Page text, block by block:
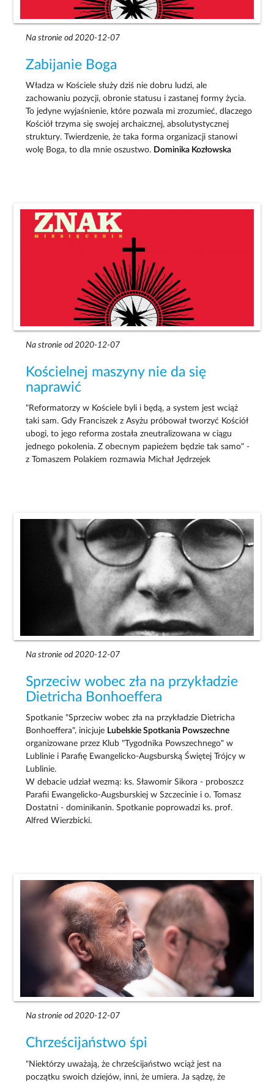
Na stronie od 2020-12-07
Zabijanie Boga
Władza w Kościele służy dziś nie dobru ludzi, ale
zachowaniu pozycji, obronie statusu i zastanej formy życia.
To jedyne wyjaśnienie, które pozwala mi zrozumieć, dlaczego
Kościół trzyma się swojej archaicznej, absolutystycznej
struktury. Twierdzenie, że taka forma organizacji stanowi
wolę Boga, to dla mnie oszustwo. Dominika Kozłowska
Na stronie od 2020-12-07
Kościelnej maszyny nie da się
naprawić
"Reformatorzy w Kościele byli i będą, a system jest wciąż
taki sam. Gdy Franciszek z Asyżu próbował tworzyć Kościół
ubogi, to jego reforma została zneutralizowana w ciągu
jednego pokolenia. Z obecnym papieżem będzie tak samo" -
z Tomaszem Polakiem rozmawia Michał Jędrzejek
Na stronie od 2020-12-07
Sprzeciw wobec zła na przykładzie
Dietricha Bonhoeffera
Spotkanie "Sprzeciw wobec zła na przykładzie Dietricha
Bonhoeffera", inicjuje Lubelskie Spotkania Powszechne
organizowane przez Klub "Tygodnika Powszechnego" w
Lublinie i Parafię Ewangelicko-Augsburską Świętej Trójcy w
Lublinie.
W debacie udział wezmą: ks. Sławomir Sikora - proboszcz
Parafii Ewangelicko-Augsburskiej w Szczecinie i o. Tomasz
Dostatni - dominikanin. Spotkanie poprowadzi ks. prof.
Alfred Wierzbicki.
Na stronie od 2020-12-07
Chrześcijaństwo śpi
"Niektórzy uważają, że chrześcijaństwo wciąż jest na
początku swoich dziejów, inni, że umiera. Ja sądzę, że